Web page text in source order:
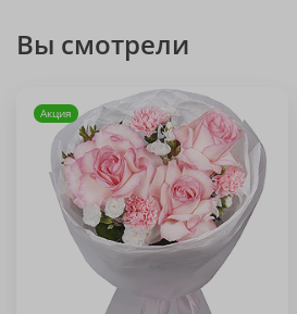
Вы смотрели
Акция